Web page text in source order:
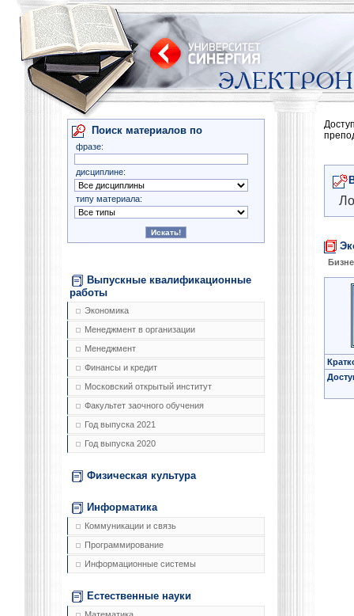
Поиск материалов по
фразе:
дисциплине:
типу материала:
Выпускные квалификационные
работы
Экономика
Менеджмент в организации
Менеджмент
Финансы и кредит
Московский открытый институт
Факультет заочного обучения
Год выпуска 2021
Год выпуска 2020
Физическая культура
Информатика
Коммуникации и связь
Программирование
Информационные системы
Естественные науки